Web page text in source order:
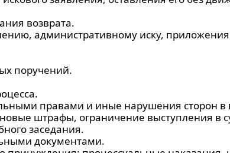
возврата.
административному иску,
поручений.
правами и иные нарушения сторон в
штрафы, ограничение выступления в
заседания.
документами.